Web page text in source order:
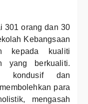
301 orang dan 30
Kebangsaan
kepada kualiti
yang berkualiti.
kondusif dan
para
mengasah